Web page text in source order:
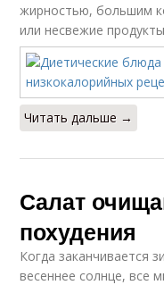
жирностью, большим
или несвежие
Читать дальше →
Салат
похудения
Когда заканчивается
весеннее солнце, все